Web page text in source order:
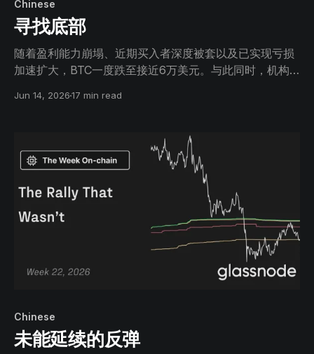
Chinese
寻找底部
随着盈利能力崩塌、近期买入者深度被套以及已实现亏损
加速扩大，BTC一度跌至接近6万美元。与此同时，机构
明显的防御姿态。
Jun 14, 202617 min read
Chinese
未能延续的反弹